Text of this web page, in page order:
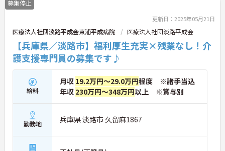
募集停止
更新日：2025年05月21日
医療法人社団淡路平成会東浦平成病院 医療法人社団淡路平成会
【兵庫県／淡路市】福利厚生充実×残業なし！介
護支援専門員の募集です♪
給料
月収 19.2万円～29.0万円程度 ※諸手当込
年収 230万円～348万円以上 ※賞与別
勤務地 兵庫県 淡路市 久留麻1867